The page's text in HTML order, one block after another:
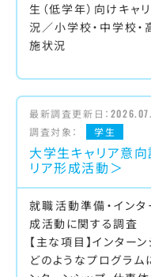
生（低学年）向けキ
況／小学校・中学校・
施状況
最新調査更新日：
調査対象：
学生
大学生キャリア意向
リア形成活動＞
就職活動準備・イン
成活動に関する調査
【主な項目】インター
どのようなプログラ